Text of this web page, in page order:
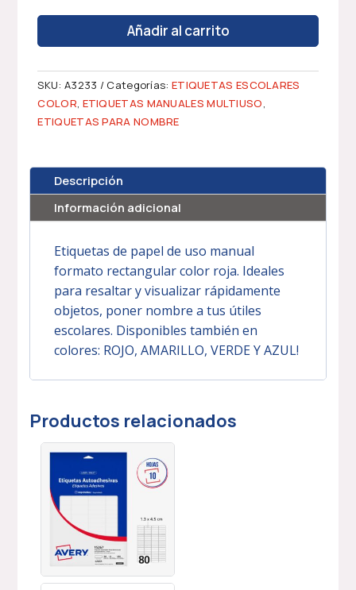
ETIQUETAS
3.5
x
5.8
CM
UNDS
cantidad
Añadir al carrito
SKU: A3233 Categorías: ETIQUETAS ESCOLARES
COLOR, ETIQUETAS MANUALES MULTIUSO,
ETIQUETAS PARA NOMBRE
Descripción
Información adicional
Etiquetas de papel de uso manual
formato rectangular color roja. Ideales
para resaltar y visualizar rápidamente
objetos, poner nombre a tus útiles
escolares. Disponibles también en
colores: ROJO, AMARILLO, VERDE Y AZUL!
Productos relacionados